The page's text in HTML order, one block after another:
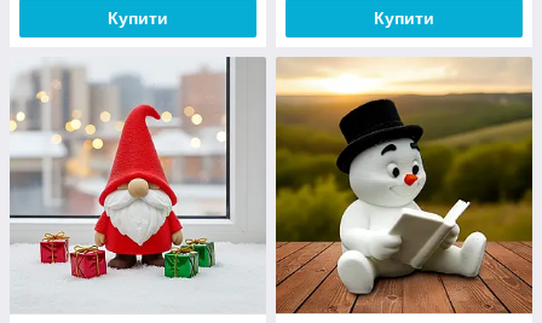
Купити Купити